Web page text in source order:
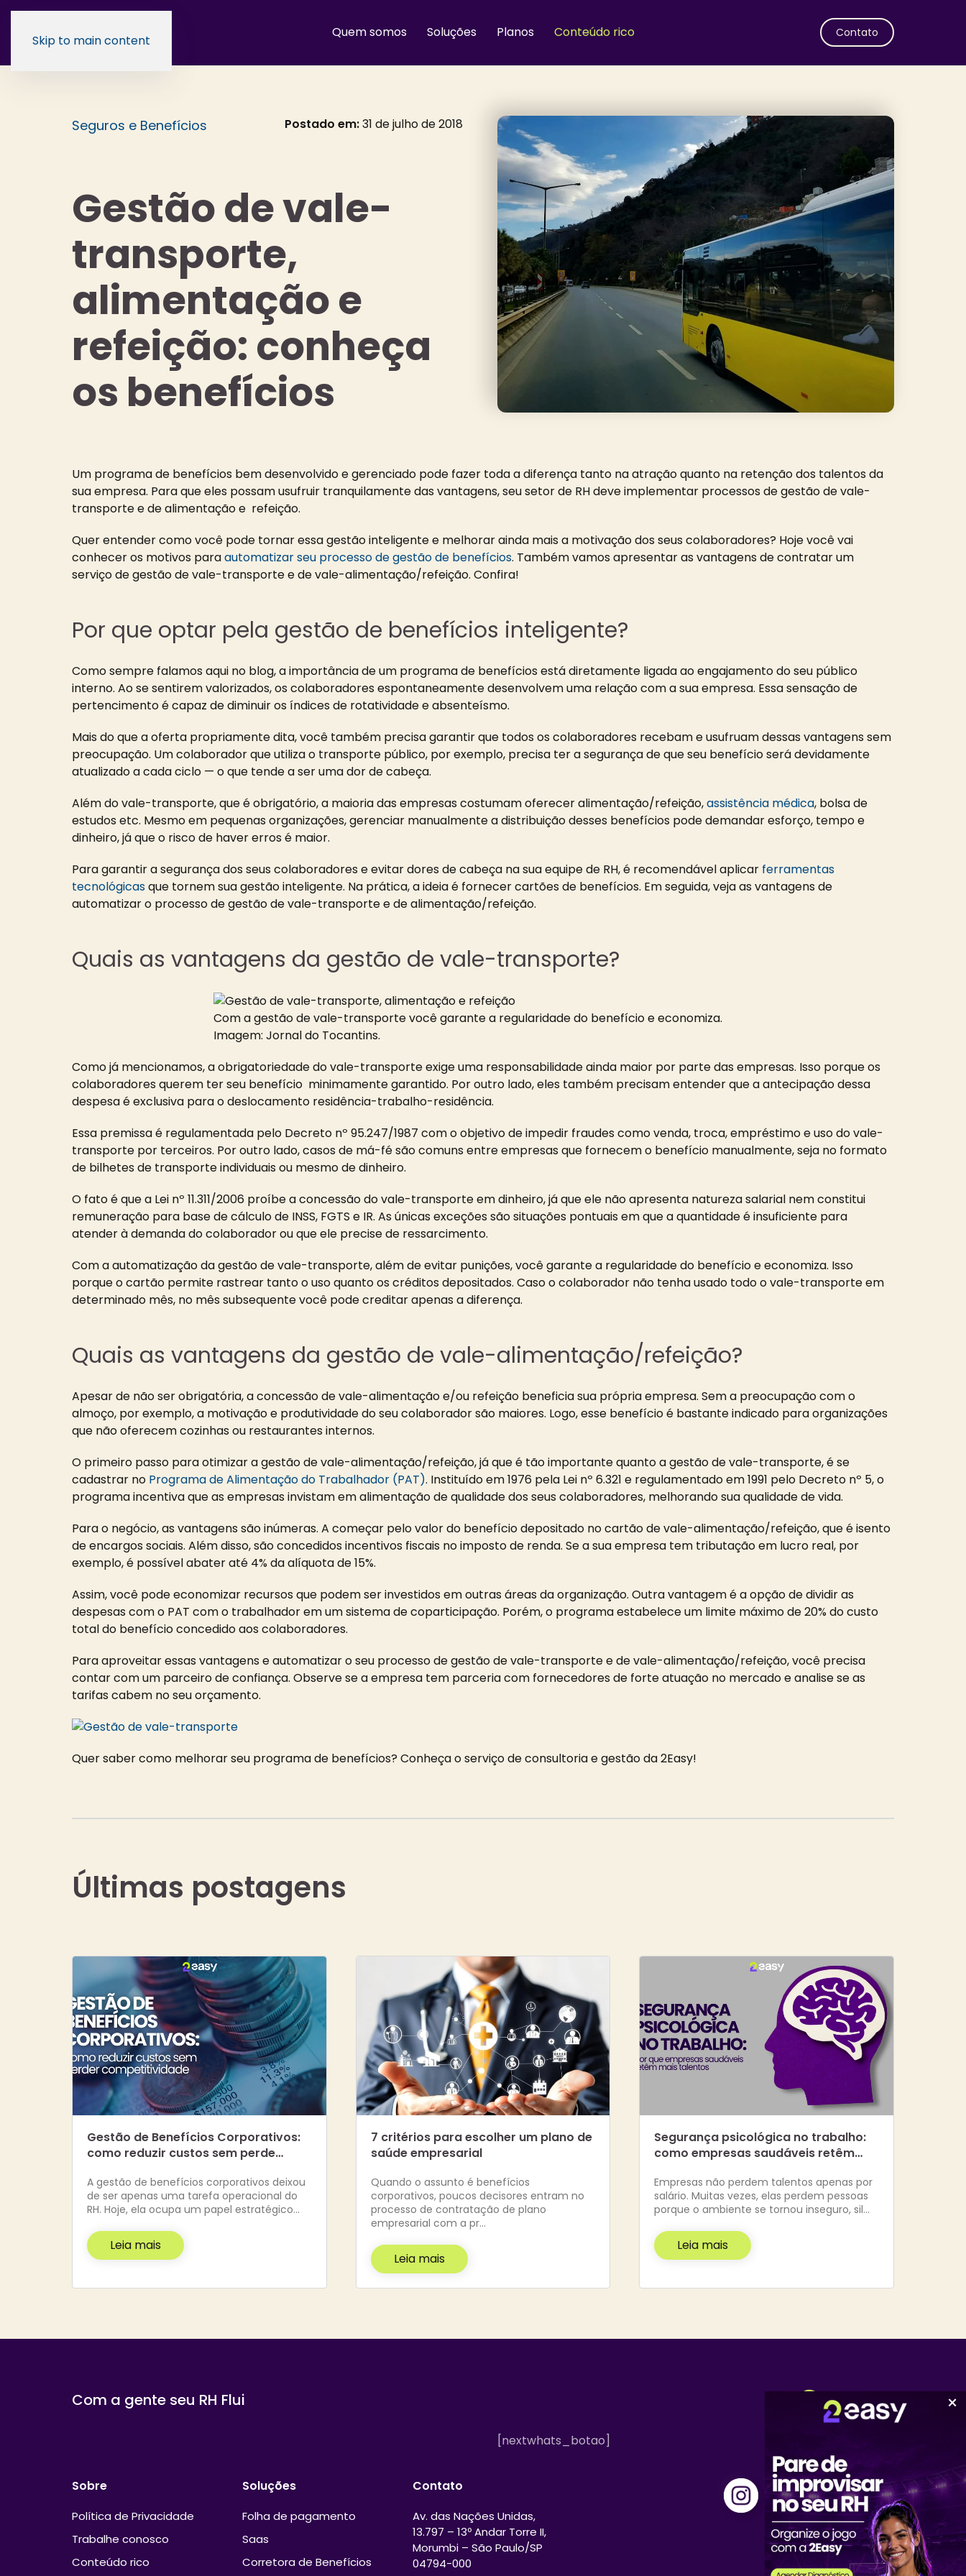
Skip to main content
Quem somos Soluções Planos Conteúdo rico Contato
Seguros e Benefícios Postado em:31 de julho de 2018
Gestão de vale-
transporte,
alimentação e
refeição: conheça
os benefícios
Um programa de benefícios bem desenvolvido e gerenciado pode fazer toda a diferença tanto na atração quanto na retenção dos talentos da
sua empresa. Para que eles possam usufruir tranquilamente das vantagens, seu setor de RH deve implementar processos de gestão de vale-
transporte e de alimentação e refeição.
Quer entender como você pode tornar essa gestão inteligente e melhorar ainda mais a motivação dos seus colaboradores? Hoje você vai
conhecer os motivos paraautomatizar seu processo de gestão de benefícios. Também vamos apresentar as vantagens de contratar um
serviço de gestão de vale-transporte e de vale-alimentação/refeição. Confira!
Por que optar pela gestão de benefícios inteligente?
Como sempre falamos aqui no blog, a importância de um programa de benefícios está diretamente ligada ao engajamento do seu público
interno. Ao se sentirem valorizados, os colaboradores espontaneamente desenvolvem uma relação com a sua empresa. Essa sensação de
pertencimento é capaz de diminuir os índices de rotatividade e absenteísmo.
Mais do que a oferta propriamente dita, você também precisa garantir que todos os colaboradores recebam e usufruam dessas vantagens sem
preocupação. Um colaborador que utiliza o transporte público, por exemplo, precisa ter a segurança de que seu benefício será devidamente
atualizado a cada ciclo — o que tende a ser uma dor de cabeça.
Além do vale-transporte, que é obrigatório, a maioria das empresas costumam oferecer alimentação/refeição,assistência médica, bolsa de
estudos etc. Mesmo em pequenas organizações, gerenciar manualmente a distribuição desses benefícios pode demandar esforço, tempo e
dinheiro, já que o risco de haver erros é maior.
Para garantir a segurança dos seus colaboradores e evitar dores de cabeça na sua equipe de RH, é recomendável aplicar ferramentas
tecnológicasque tornem sua gestão inteligente. Na prática, a ideia é fornecer cartões de benefícios. Em seguida, veja as vantagens de
automatizar o processo de gestão de vale-transporte e de alimentação/refeição.
Quais as vantagens da gestão de vale-transporte?
Com a gestão de vale-transporte você garante a regularidade do benefício e economiza.
Imagem: Jornal do Tocantins.
Como já mencionamos, a obrigatoriedade do vale-transporte exige uma responsabilidade ainda maior por parte das empresas. Isso porque os
colaboradores querem ter seu benefício minimamente garantido. Por outro lado, eles também precisam entender que a antecipação dessa
despesa é exclusiva para o deslocamento residência-trabalho-residência.
Essa premissa é regulamentada pelo Decreto nº 95.247/1987 com o objetivo de impedir fraudes como venda, troca, empréstimo e uso do vale-
transporte por terceiros. Por outro lado, casos de má-fé são comuns entre empresas que fornecem o benefício manualmente, seja no formato
de bilhetes de transporte individuais ou mesmo de dinheiro.
O fato é que a Lei nº 11.311/2006 proíbe a concessão do vale-transporte em dinheiro, já que ele não apresenta natureza salarial nem constitui
remuneração para base de cálculo de INSS, FGTS e IR. As únicas exceções são situações pontuais em que a quantidade é insuficiente para
atender à demanda do colaborador ou que ele precise de ressarcimento.
Com a automatização da gestão de vale-transporte, além de evitar punições, você garante a regularidade do benefício e economiza. Isso
porque o cartão permite rastrear tanto o uso quanto os créditos depositados. Caso o colaborador não tenha usado todo o vale-transporte em
determinado mês, no mês subsequente você pode creditar apenas a diferença.
Quais as vantagens da gestão de vale-alimentação/refeição?
Apesar de não ser obrigatória, a concessão de vale-alimentação e/ou refeição beneficia sua própria empresa. Sem a preocupação com o
almoço, por exemplo, a motivação e produtividade do seu colaborador são maiores. Logo, esse benefício é bastante indicado para organizações
que não oferecem cozinhas ou restaurantes internos.
O primeiro passo para otimizar a gestão de vale-alimentação/refeição, já que é tão importante quanto a gestão de vale-transporte, é se
cadastrar no Programa de Alimentação do Trabalhador (PAT). Instituído em 1976 pela Lei nº 6.321 e regulamentado em 1991 pelo Decreto nº 5, o
programa incentiva que as empresas invistam em alimentação de qualidade dos seus colaboradores, melhorando sua qualidade de vida.
Para o negócio, as vantagens são inúmeras. A começar pelo valor do benefício depositado no cartão de vale-alimentação/refeição, que é isento
de encargos sociais. Além disso, são concedidos incentivos fiscais no imposto de renda. Se a sua empresa tem tributação em lucro real, por
exemplo, é possível abater até 4% da alíquota de 15%.
Assim, você pode economizar recursos que podem ser investidos em outras áreas da organização. Outra vantagem é a opção de dividir as
despesas com o PAT com o trabalhador em um sistema de coparticipação. Porém, o programa estabelece um limite máximo de 20% do custo
total do benefício concedido aos colaboradores.
Para aproveitar essas vantagens e automatizar o seu processo de gestão de vale-transporte e de vale-alimentação/refeição, você precisa
contar com um parceiro de confiança. Observe se a empresa tem parceria com fornecedores de forte atuação no mercado e analise se as
tarifas cabem no seu orçamento.
Quer saber como melhorar seu programa de benefícios? Conheça o serviço de consultoria e gestão da 2Easy!
Últimas postagens
Gestão de Benefícios Corporativos:
como reduzir custos sem perde…
A gestão de benefícios corporativos deixou
de ser apenas uma tarefa operacional do
RH. Hoje, ela ocupa um papel estratégico…
Leia mais
7 critérios para escolher um plano de
saúde empresarial
Quando o assunto é benefícios
corporativos, poucos decisores entram no
processo de contratação de plano
empresarial com a pr…
Leia mais
Segurança psicológica no trabalho:
como empresas saudáveis retêm…
Empresas não perdem talentos apenas por
salário. Muitas vezes, elas perdem pessoas
porque o ambiente se tornou inseguro, sil…
Leia mais
Com a gente seu RH Flui
[nextwhats_botao]
Sobre
Política de Privacidade
Trabalhe conosco
Conteúdo rico
Soluções
Folha de pagamento
Saas
Corretora de Benefícios
Contato
Av. das Nações Unidas,
13.797 – 13º Andar Torre II,
Morumbi – São Paulo/SP
04794-000